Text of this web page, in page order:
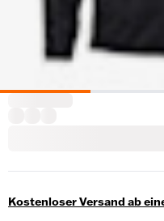
Kostenloser Versand ab